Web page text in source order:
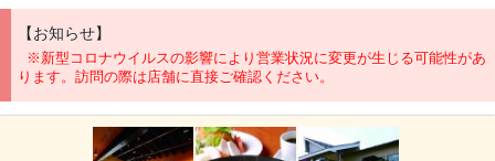
【お知らせ】
※新型コロナウイルスの影響により営業状況に変更が生じる可能性があ
ります。訪問の際は店舗に直接ご確認ください。